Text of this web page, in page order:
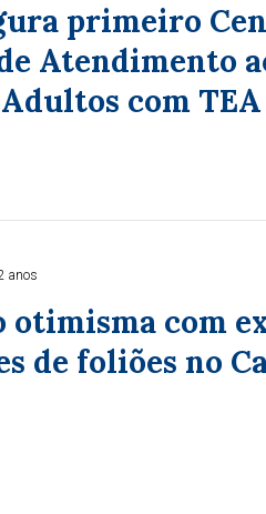
primeiro
Atendimento
com TEA
anos
com
de foliões no